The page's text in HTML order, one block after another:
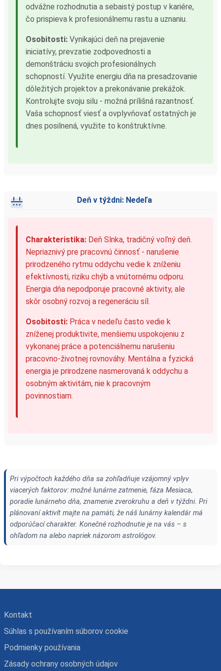
odvážne rozhodnutia a sebaistý postup v kariére,
čo prispieva k profesionálnemu rastu a uznaniu.
Osobitosti: Vynikajúci deň na prejavenie
iniciatívy, prevzatie zodpovednosti a
demonštráciu svojich profesionálnych
schopností. Využite energiu dňa na presadzovanie
dôležitých projektov a prekonávanie prekážok.
Kontrolujte svoju silu - možná prílišná razantnosť.
Vaša schopnosť viesť a ovplyvňovať ostatných je
dnes posilnená, využite to konštruktívne.
Deň v týždni: Nedeľa
Charakteristika: Deň Slnka, tradičný voľný deň.
Nepriaznivý pre pracovnú činnosť - narušenie
prirodzeného rytmu oddychu vedie k zníženiu
efektívnosti, riziku chýb a vnútornému odporu.
Energia dňa nepodporuje pracovné aktivity, ale
skôr osobný rozvoj a regeneráciu síl.
Osobitosti: Práca v nedeľu často vedie k
zníženej produktivite, menšiemu uspokojeniu z
vykonanej práce a potenciálnemu narušeniu
pracovno-životnej rovnováhy. Mentálna a fyzická
energia je prirodzene nasmerovaná k oddychu a
osobným aktivitám, nie k pracovným
povinnostiam.
Pri výpočtoch každého dňa sa zohľadňuje vzájomný vplyv
viacerých faktorov: možné lunárne zatmenie, fáza Mesiaca,
poradie lunárneho dňa, znamenie zverokruhu a deň v týždni. Pri
plánovaní aktivít majte na pamäti, že náš lunárny kalendár má
odporúčací charakter. Konečné rozhodnutie je na vás – s
ohľadom na alebo napriek názorom astrológov.
Kontakt
Súhlas s používaním súborov cookie
Podmienky používania
Zásady ochrany osobných údajov